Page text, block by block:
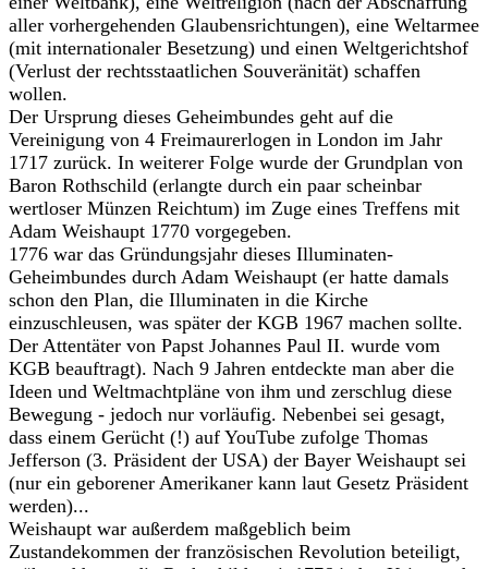
aller vorhergehenden Glaubensrichtungen), eine Weltarmee
(mit internationaler Besetzung) und einen Weltgerichtshof
(Verlust der rechtsstaatlichen Souveränität) schaffen
wollen.
Der Ursprung dieses Geheimbundes geht auf die
Vereinigung von 4 Freimaurerlogen in London im Jahr
1717 zurück. In weiterer Folge wurde der Grundplan von
Baron Rothschild (erlangte durch ein paar scheinbar
wertloser Münzen Reichtum) im Zuge eines Treffens mit
Adam Weishaupt 1770 vorgegeben.
1776 war das Gründungsjahr dieses Illuminaten-
Geheimbundes durch Adam Weishaupt (er hatte damals
schon den Plan, die Illuminaten in die Kirche
einzuschleusen, was später der KGB 1967 machen sollte.
Der Attentäter von Papst Johannes Paul II. wurde vom
KGB beauftragt). Nach 9 Jahren entdeckte man aber die
Ideen und Weltmachtpläne von ihm und zerschlug diese
Bewegung - jedoch nur vorläufig. Nebenbei sei gesagt,
dass einem Gerücht (!) auf YouTube zufolge Thomas
Jefferson (3. Präsident der USA) der Bayer Weishaupt sei
(nur ein geborener Amerikaner kann laut Gesetz Präsident
werden)...
Weishaupt war außerdem maßgeblich beim
Zustandekommen der französischen Revolution beteiligt,